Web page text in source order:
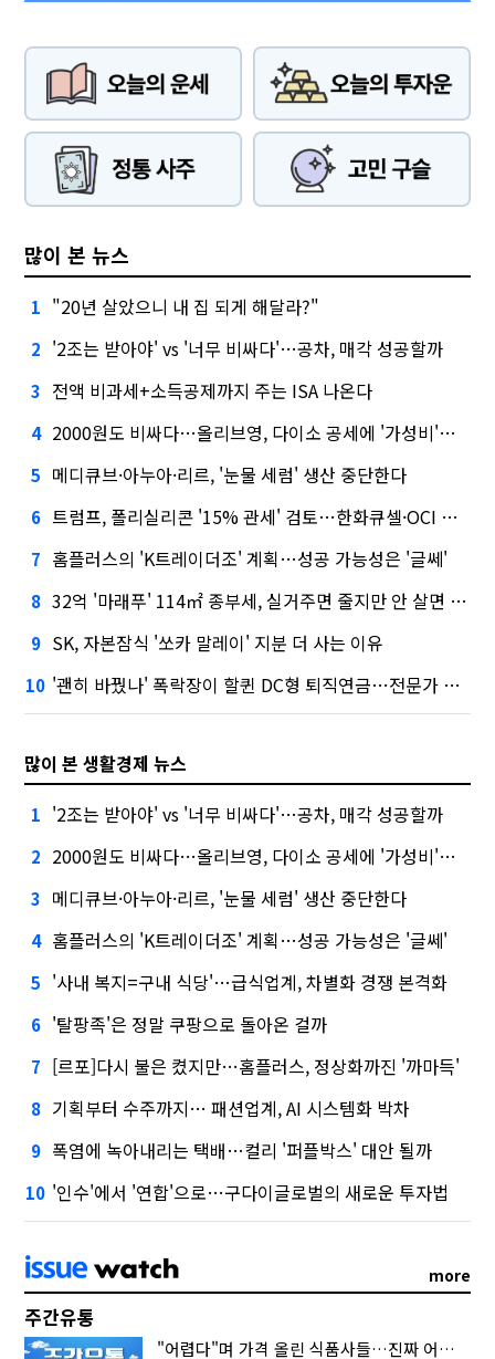
많이 본 뉴스
1 "20년 살았으니 내 집 되게 해달라?"
2 '2조는 받아야' vs '너무 비싸다'…공차, 매각 성공할까
3 전액 비과세+소득공제까지 주는 ISA 나온다
4 2000원도 비싸다…올리브영, 다이소 공세에 '가성비'로 맞불
5 메디큐브·아누아·리르, '눈물 세럼' 생산 중단한다
6 트럼프, 폴리실리콘 '15% 관세' 검토…한화큐셀·OCI 영향은?
7 홈플러스의 'K트레이더조' 계획…성공 가능성은 '글쎄'
8 32억 '마래푸' 114㎡ 종부세, 실거주면 줄지만 안 살면 2.5배
9 SK, 자본잠식 '쏘카 말레이' 지분 더 사는 이유
10 '괜히 바꿨나' 폭락장이 할퀸 DC형 퇴직연금…전문가 조언은
많이 본 생활경제 뉴스
1 '2조는 받아야' vs '너무 비싸다'…공차, 매각 성공할까
2 2000원도 비싸다…올리브영, 다이소 공세에 '가성비'로 맞불
3 메디큐브·아누아·리르, '눈물 세럼' 생산 중단한다
4 홈플러스의 'K트레이더조' 계획…성공 가능성은 '글쎄'
5 '사내 복지=구내 식당'…급식업계, 차별화 경쟁 본격화
6 '탈팡족'은 정말 쿠팡으로 돌아온 걸까
7 [르포]다시 불은 켰지만…홈플러스, 정상화까진 '까마득'
8 기획부터 수주까지… 패션업계, AI 시스템화 박차
9 폭염에 녹아내리는 택배…컬리 '퍼플박스' 대안 될까
10 '인수'에서 '연합'으로…구다이글로벌의 새로운 투자법
more
주간유통
"어렵다"며 가격 올린 식품사들…진짜 어려운 거 맞아?